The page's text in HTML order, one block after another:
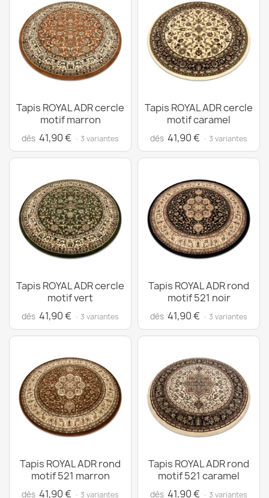
Tapis ROYAL ADR cercle
motif marron
dès 41,90 € · 3 variantes
Tapis ROYAL ADR cercle
motif caramel
dès 41,90 € · 3 variantes
Tapis ROYAL ADR cercle
motif vert
dès 41,90 € · 3 variantes
Tapis ROYAL ADR rond
motif 521 noir
dès 41,90 € · 3 variantes
Tapis ROYAL ADR rond
motif 521 marron
dès 41,90 € · 3 variantes
Tapis ROYAL ADR rond
motif 521 caramel
dès 41,90 € · 3 variantes